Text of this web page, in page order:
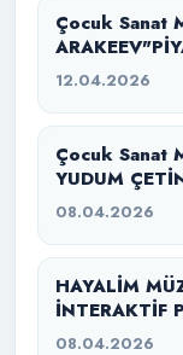
Çocuk Sanat
12.04.2026
Çocuk Sanat
YUDUM
08.04.2026
HAYALİM
İNTERAKTİF
08.04.2026